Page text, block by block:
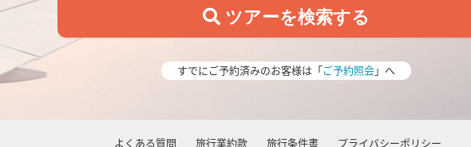
すでにご予約済みのお客様は「ご予約照会」へ
よくある質問 旅行業約款 旅行条件書 プライバシーポリシー